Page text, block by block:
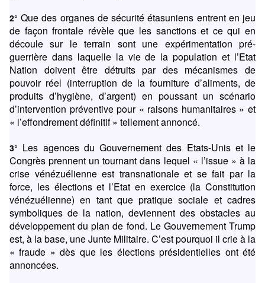
2° Que des organes de sécurité étasuniens entrent en jeu
de façon frontale révèle que les sanctions et ce qui en
découle sur le terrain sont une expérimentation pré-
guerrière dans laquelle la vie de la population et l’Etat
Nation doivent être détruits par des mécanismes de
pouvoir réel (interruption de la fourniture d’aliments, de
produits d’hygiène, d’argent) en poussant un scénario
d’intervention préventive pour « raisons humanitaires » et
« l’effondrement définitif » tellement annoncé.
3° Les agences du Gouvernement des Etats-Unis et le
Congrès prennent un tournant dans lequel « l’issue » à la
crise vénézuélienne est transnationale et se fait par la
force, les élections et l’Etat en exercice (la Constitution
vénézuélienne) en tant que pratique sociale et cadres
symboliques de la nation, deviennent des obstacles au
développement du plan de fond. Le Gouvernement Trump
est, à la base, une Junte Militaire. C’est pourquoi il crie à la
« fraude » dès que les élections présidentielles ont été
annoncées.